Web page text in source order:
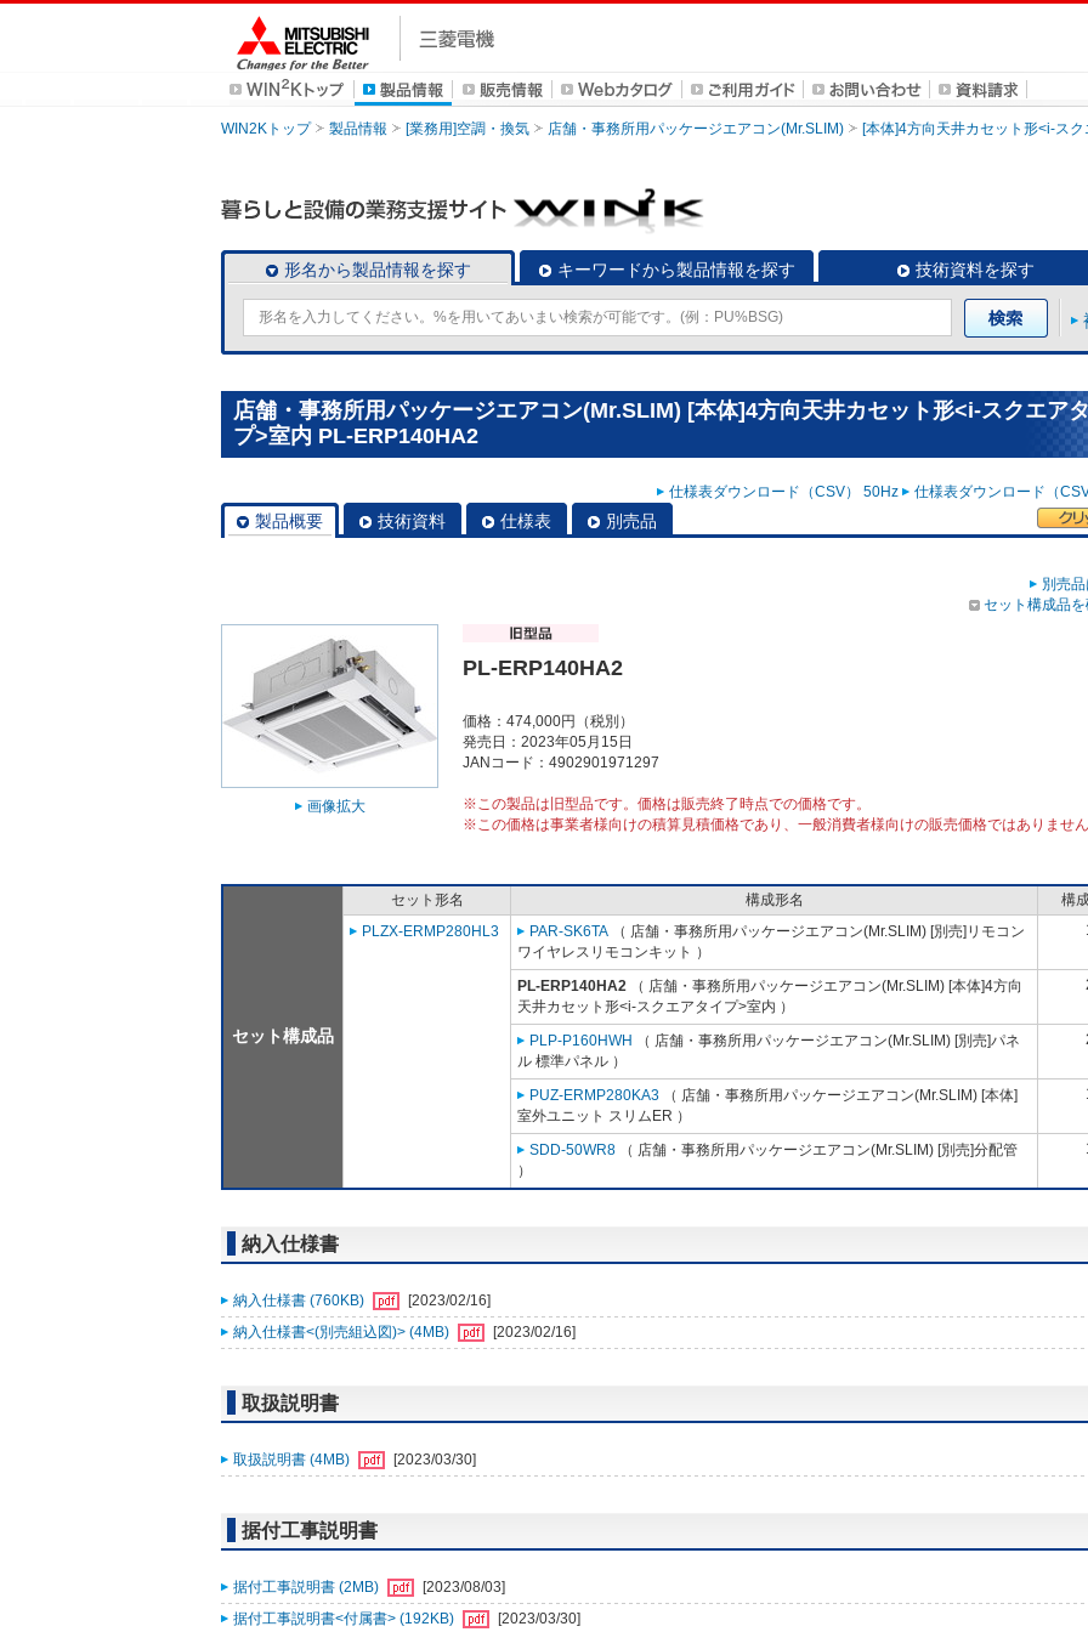
WIN2Kトップ 製品情報 [業務用]空調・換気 店舗・事務所用パッケージエアコン(Mr.SLIM) [本体]4方向天井カセット形<i-ス
形名から製品情報を探す キーワードから製品情報を探す 技術資料を探す
店舗・事務所用パッケージエアコン(Mr.SLIM) [本体]4方向天井カセット形<i-スクエア
プ>室内 PL-ERP140HA2
仕様表ダウンロード（CSV） 50Hz 仕様表ダウンロード（
製品概要 技術資料 仕様表 別売品
別売
セット構成品
画像拡大
PL-ERP140HA2
価格：474,000円（税別）
発売日：2023年05月15日
JANコード：4902901971297
※この製品は旧型品です。価格は販売終了時点での価格です。
※この価格は事業者様向けの積算見積価格であり、一般消費者様向けの販売価格ではありませ
セット構成品
セット形名 構成形名
構
PLZX-ERMP280HL3
PAR-SK6TA （ 店舗・事務所用パッケージエアコン(Mr.SLIM) [別売]リモコン
ワイヤレスリモコンキット ）
PL-ERP140HA2 （ 店舗・事務所用パッケージエアコン(Mr.SLIM) [本体]4方向
天井カセット形<i-スクエアタイプ>室内 ）
PLP-P160HWH
（ 店舗・事務所用パッケージエアコン(Mr.SLIM) [別売]パネ
ル 標準パネル ）
PUZ-ERMP280KA3 （ 店舗・事務所用パッケージエアコン(Mr.SLIM) [本体]
室外ユニット スリムER ）
SDD-50WR8 （ 店舗・事務所用パッケージエアコン(Mr.SLIM) [別売]分配管
）
納入仕様書
納入仕様書 (760KB)
[2023/02/16]
納入仕様書<(別売組込図)> (4MB)
[2023/02/16]
取扱説明書
取扱説明書 (4MB) [2023/03/30]
据付工事説明書
据付工事説明書 (2MB)
[2023/08/03]
据付工事説明書<付属書> (192KB)
[2023/03/30]